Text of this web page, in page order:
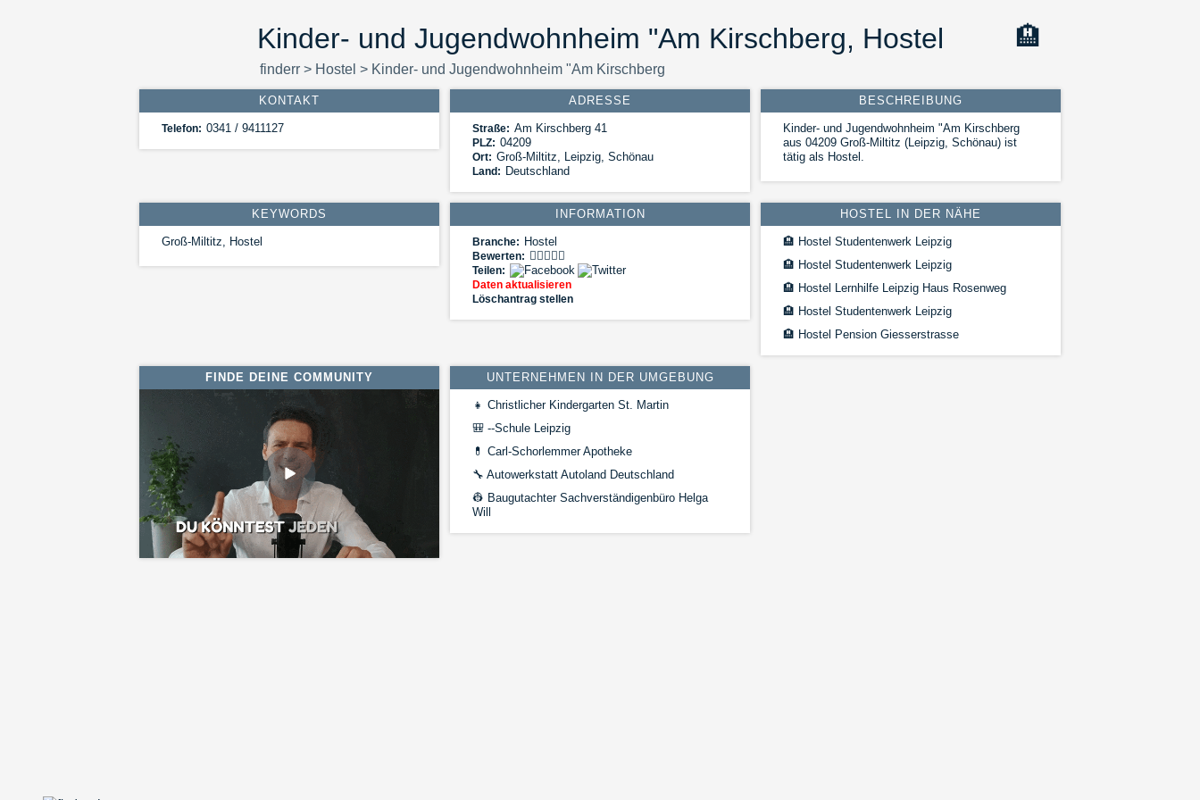
Kinder- und Jugendwohnheim "Am Kirschberg, Hostel 🏨
finderr> Hostel > Kinder- und Jugendwohnheim "Am Kirschberg
KONTAKT
Telefon: 0341 / 9411127
ADRESSE
Straße: Am Kirschberg 41
PLZ: 04209
Ort: Groß-Miltitz, Leipzig, Schönau
Land: Deutschland
BESCHREIBUNG
Kinder- und Jugendwohnheim "Am Kirschberg
aus 04209 Groß-Miltitz (Leipzig, Schönau) ist
tätig als Hostel.
KEYWORDS
Groß-Miltitz, Hostel
INFORMATION
Branche: Hostel
Bewerten:
Teilen:
Daten aktualisieren
Löschantrag stellen
HOSTEL IN DER NÄHE
🏨 Hostel Studentenwerk Leipzig
🏨 Hostel Studentenwerk Leipzig
🏨 Hostel Lernhilfe Leipzig Haus Rosenweg
🏨 Hostel Studentenwerk Leipzig
🏨 Hostel Pension Giesserstrasse
FINDE DEINE COMMUNITY UNTERNEHMEN IN DER UMGEBUNG
👧 Christlicher Kindergarten St. Martin
🎒 --Schule Leipzig
💊 Carl-Schorlemmer Apotheke
🔧 Autowerkstatt Autoland Deutschland
👷 Baugutachter Sachverständigenbüro Helga
Will